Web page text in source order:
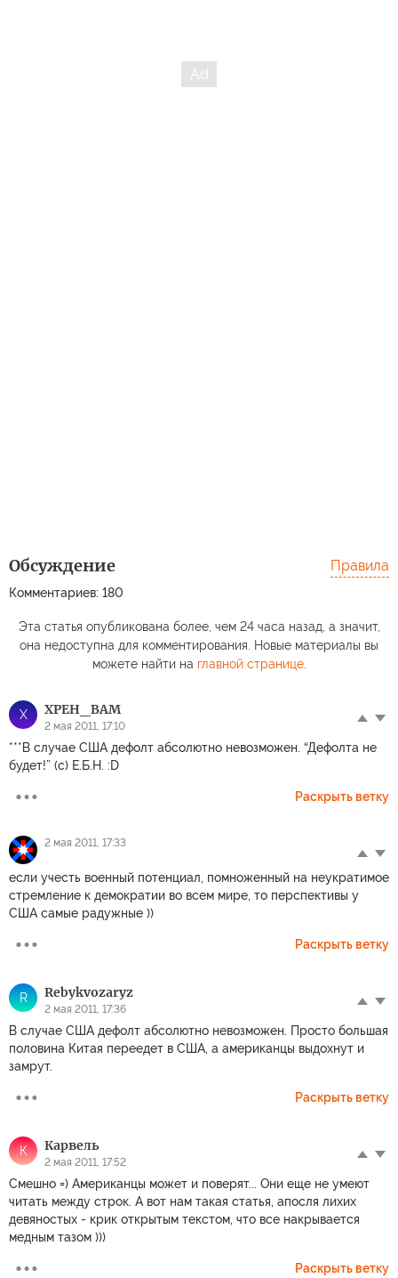
Обсуждение
Комментариев: 180
Правила
Эта статья опубликована более, чем 24 часа назад, а значит,
она недоступна для комментирования. Новые материалы вы
можете найти на главной странице.
X XPEH_BAM
2 мая 2011, 17:10
***В случае США дефолт абсолютно невозможен. “Дефолта не
будет!” (с) Е.Б.Н. :D
Раскрыть ветку
2 мая 2011, 17:33
если учесть военный потенциал, помноженный на неукратимое
стремление к демократии во всем мире, то перспективы у
США самые радужные ))
Раскрыть ветку
R Rebykvozaryz
2 мая 2011, 17:36
В случае США дефолт абсолютно невозможен. Просто большая
половина Китая переедет в США, а американцы выдохнут и
замрут.
Раскрыть ветку
К Карвель
2 мая 2011, 17:52
Смешно =) Американцы может и поверят... Они еще не умеют
читать между строк. А вот нам такая статья, апосля лихих
девяностых - крик открытым текстом, что все накрывается
медным тазом )))
Раскрыть ветку